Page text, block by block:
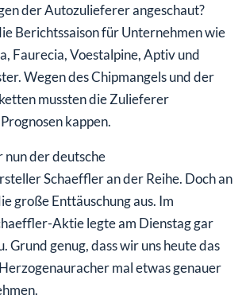
Sie
der Autozulieferer angeschaut?
Berichtssaison für Unternehmen wie
Faurecia, Voestalpine, Aptiv und
Wegen des Chipmangels und der
mussten die Zulieferer
kappen.
der deutsche
Schaeffler an der Reihe. Doch an
große Enttäuschung aus. Im
Aktie legte am Dienstag gar
Grund genug, dass wir uns heute das
mal etwas genauer